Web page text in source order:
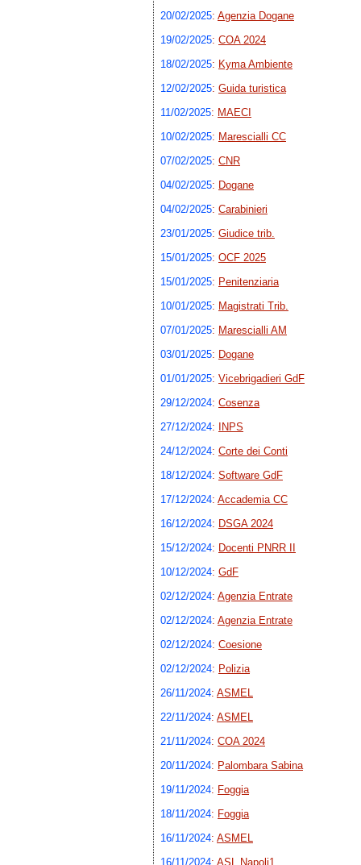
20/02/2025: Agenzia Dogane
19/02/2025: COA 2024
18/02/2025: Kyma Ambiente
12/02/2025: Guida turistica
11/02/2025: MAECI
10/02/2025: Marescialli CC
07/02/2025: CNR
04/02/2025: Dogane
04/02/2025: Carabinieri
23/01/2025: Giudice trib.
15/01/2025: OCF 2025
15/01/2025: Penitenziaria
10/01/2025: Magistrati Trib.
07/01/2025: Marescialli AM
03/01/2025: Dogane
01/01/2025: Vicebrigadieri GdF
29/12/2024: Cosenza
27/12/2024:
INPS
24/12/2024: Corte dei Conti
18/12/2024: Software GdF
17/12/2024: Accademia CC
16/12/2024: DSGA 2024
15/12/2024: Docenti PNRR II
10/12/2024: GdF
02/12/2024: Agenzia Entrate
02/12/2024: Agenzia Entrate
02/12/2024: Coesione
02/12/2024: Polizia
26/11/2024: ASMEL
22/11/2024: ASMEL
21/11/2024: COA 2024
20/11/2024: Palombara Sabina
19/11/2024: Foggia
18/11/2024: Foggia
16/11/2024: ASMEL
16/11/2024: ASL Napoli1